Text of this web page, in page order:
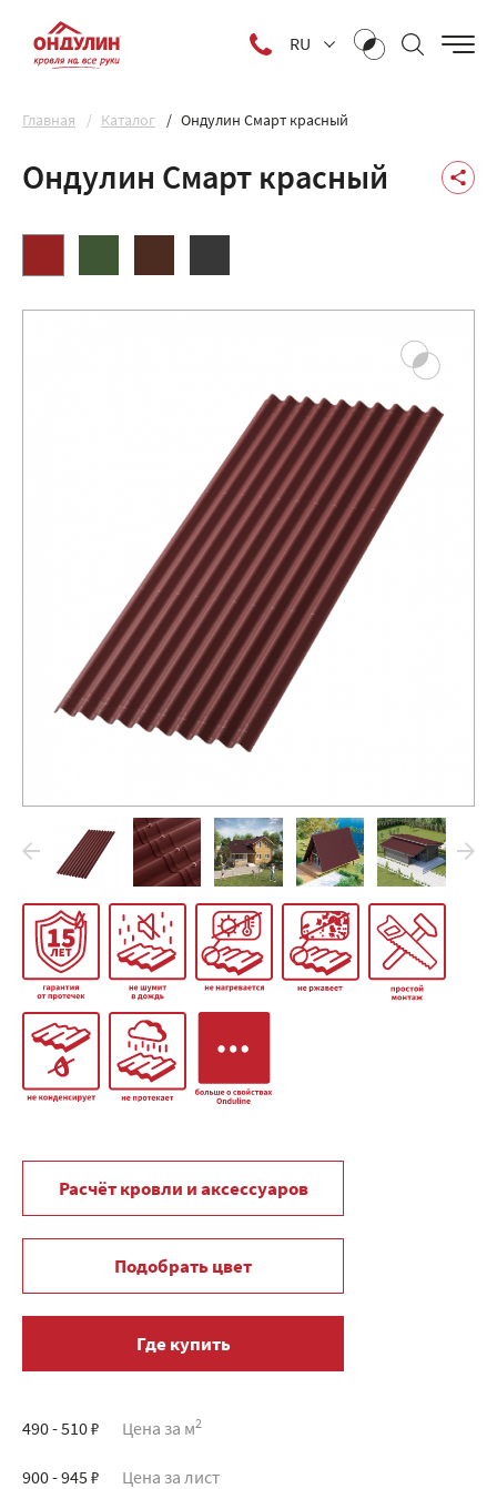
RU
Главная Каталог Ондулин Смарт красный
Ондулин Смарт красный
Расчёт кровли и аксессуаров
Подобрать цвет
Где купить
490 - 510 ₽ Цена за м2
900 - 945 ₽ Цена за лист